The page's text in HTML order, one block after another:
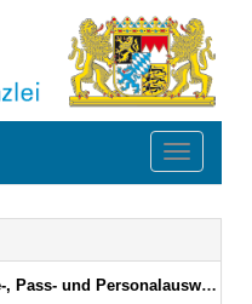
Toggle
Vom 23. Juni 2015 (GVBl S. 178) BayRS 210-3-I (Art. 1–12)